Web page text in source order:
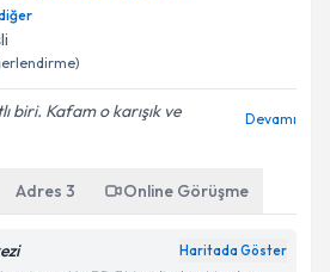
biri. Kafam o karışık ve
Devamı
Adres 3 Online Görüşme
Haritada Göster